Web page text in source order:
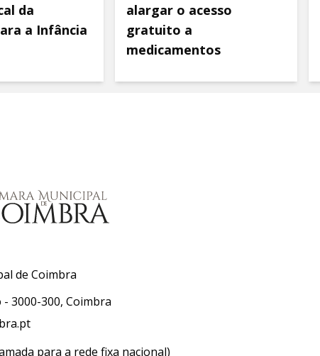
da
a Infância
alargar o acesso
gratuito a
medicamentos
de Coimbra
- 3000-300, Coimbra
para a rede fixa nacional)